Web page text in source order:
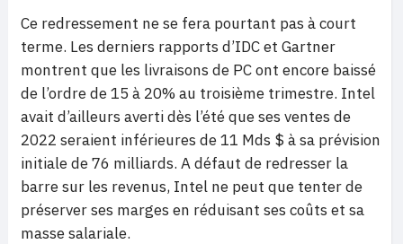
Ce redressement ne se fera pourtant pas à court
terme. Les derniers rapports d’IDC et Gartner
montrent que les livraisons de PC ont encore baissé
de l’ordre de 15 à 20% au troisième trimestre. Intel
avait d’ailleurs averti dès l’été que ses ventes de
2022 seraient inférieures de 11 Mds $ à sa prévision
initiale de 76 milliards. A défaut de redresser la
barre sur les revenus, Intel ne peut que tenter de
préserver ses marges en réduisant ses coûts et sa
masse salariale.